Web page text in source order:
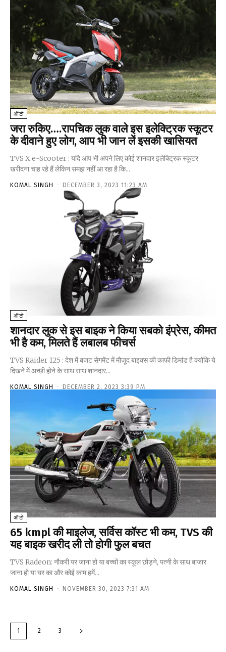
ऑटो
जरा रुकिए….रापचिक लुक वाले इस इलेक्ट्रिक स्कूटर
के दीवाने हुए लोग, आप भी जान लें इसकी खासियत
TVS X e-Scooter : यदि आप भी अपने लिए कोई शानदार इलेक्ट्रिक स्कूटर
खरीदना चाह रहे हैं लेकिन समझ नहीं आ रहा है कि...
KOMAL SINGH - DECEMBER 3, 2023 11:23 AM
ऑटो
शानदार लुक से इस बाइक ने किया सबको इंप्रेस, कीमत
भी है कम, मिलते हैं लबालब फीचर्स
TVS Raider 125 : देश में बजट सेगमेंट में मौजूद बाइक्स की काफी डिमांड है क्योंकि ये
दिखने में अच्छी होने के साथ साथ शानदार...
KOMAL SINGH - DECEMBER 2, 2023 3:39 PM
ऑटो
65 kmpl की माइलेज, सर्विस कॉस्ट भी कम, TVS की
यह बाइक खरीद ली तो होगी फुल बचत
TVS Radeon: नौकरी पर जाना हो या बच्चों का स्कूल छोड़ने, पत्नी के साथ बाजार
जाना हो या घर का और कोई काम हमें...
KOMAL SINGH - NOVEMBER 30, 2023 7:31 AM
1 2 3